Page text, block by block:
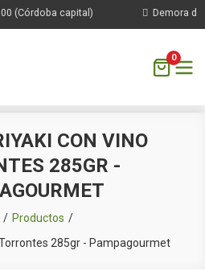
(Córdoba capital) Demora de
0
CON VINO
285GR -
Productos
285gr - Pampagourmet